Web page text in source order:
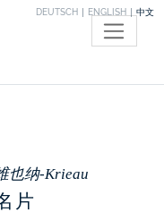
DEUTSCH ENGLISH 中文
也纳-Krieau
片